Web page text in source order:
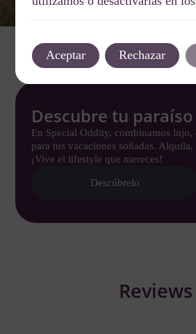
Descubre tu paraíso
En Special Oddity, combinamos
para tus vacaciones soñadas.
¡Vive el lifestyle que mereces!
Descúbrelo
Reviews
Aceptar Rechazar